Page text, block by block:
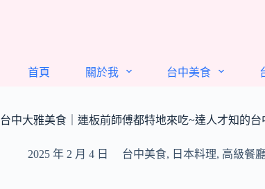
首頁 關於我 台中美食
台中大雅美食｜連板前師傅都特地來吃~達人才知的台
2025 年 2 月 4 日 台中美食, 日本料理, 高級餐